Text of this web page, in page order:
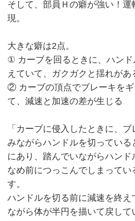
そして、部員Ｈの癖が強い！
現。
大きな癖は2点。
① カーブを回るときに、ハン
えていて、ガクガクと揺れがあ
② カーブの頂点でブレーキを
て、減速と加速の差が生じる
「カーブに侵入したときに、
みながらハンドルを切ってい
にあり、踏んでいながらハンド
なめ前につっこんでしまって
す。
ハンドルを切る前に減速を終え
ながら体が半円を描いて戻して